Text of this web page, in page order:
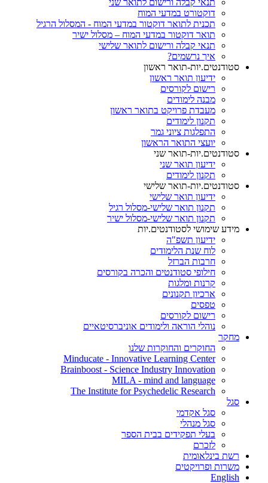
תנאי קבלה ורישום לתואר שני
דוקטורט במדעי המוח
תכנית לתואר דוקטור במדעי המוח - המסלול הרגיל
תואר דוקטור במדעי המוח – מסלול ישיר
תנאי קבלה ורישום לתואר שלישי
איך נרשמים?
סטודנטים.יות-תואר ראשון
ידיעון תואר ראשון
רישום לקורסים
מבנה לימודים
מעבדת פרויקט בתואר ראשון
תקנון לימודים
התפלגות ציוני גמר
יועצי התואר הראשון
סטודנטים.יות-תואר שני
ידיעון תואר שני
תקנון לימודים
סטודנטים.יות-תואר שלישי
ידיעון תואר שלישי
תקנון תואר שלישי-מסלול רגיל
תקנון תואר שלישי-מסלול ישיר
מידע שימושי לסטודנטים.יות
ידיעון תשפ"ה
לוח שנת הלימודים
חרבות הברזל
חילופי סטודנטים והכרה בקורסים
קרנות ומלגות
ארכיון תקנונים
טפסים
רישום לקורסים
נוהלי הוראה ולימודים אוניברסיטאיים
מחקר
החוקרים והחוקרות שלנו
Minducate - Innovative Learning Center
Brainboost - Science Industry Innovation
MILA - mind and language
The Institute for Psychedelic Research
סגל
סגל אקדמי
סגל מנהלי
בעלי תפקידים בבית הספר
לזכרם
רשת בינלאומית
משרות ופרויקטים
English